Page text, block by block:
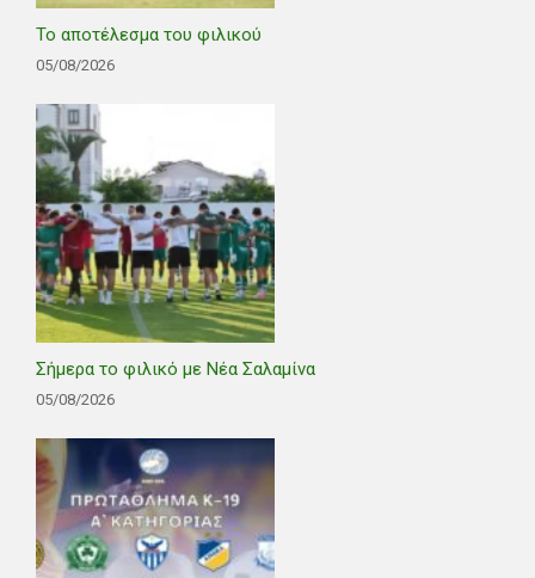
Το αποτέλεσμα του φιλικού
05/08/2026
Σήμερα το φιλικό με Νέα Σαλαμίνα
05/08/2026